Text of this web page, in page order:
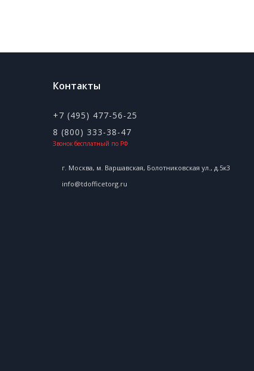
Контакты
+7 (495) 477-56-25
8 (800) 333-38-47
Звонок бесплатный по РФ
г. Москва, м. Варшавская, Болотниковская ул., д.5к3
info@tdofficetorg.ru